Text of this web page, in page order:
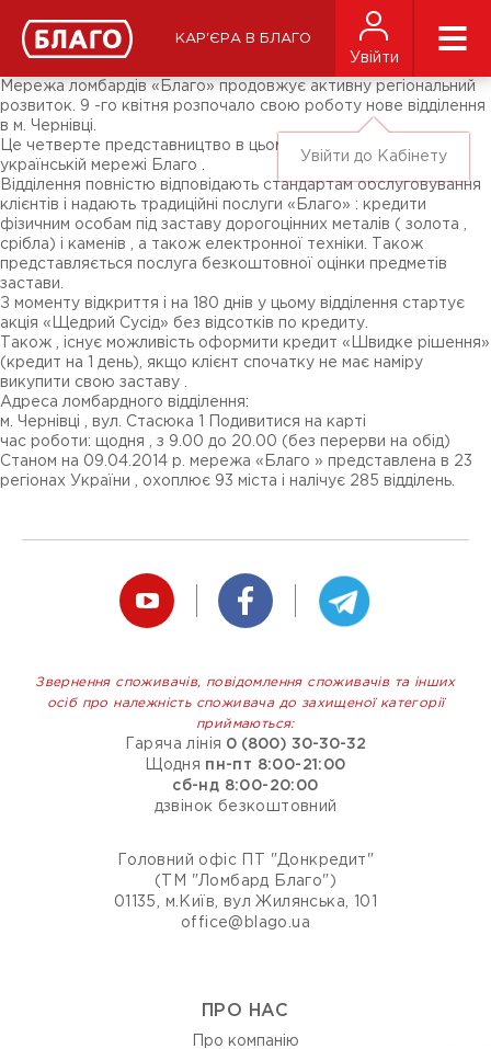
КАР'ЄРА В БЛАГО
Увійти
Увійти до Кабінету
ЗМІ про нас
Підписники соц-мереж
Ярмарки
Мережа ломбардів «Благо» продовжує активну регіональний
розвиток. 9 -го квітня розпочало свою роботу нове відділення
в м. Чернівці.
Це четверте представництво в цьому місті, і 285 перше в
українській мережі Благо .
Відділення повністю відповідають стандартам обслуговування
клієнтів і надають традиційні послуги «Благо» : кредити
фізичним особам під заставу дорогоцінних металів ( золота ,
срібла) і каменів , а також електронної техніки. Також
представляється послуга безкоштовної оцінки предметів
застави.
З моменту відкриття і на 180 днів у цьому відділення стартує
акція «Щедрий Сусід» без відсотків по кредиту.
Також , існує можливість оформити кредит «Швидке рішення»
(кредит на 1 день), якщо клієнт спочатку не має наміру
викупити свою заставу .
Адреса ломбардного відділення:
м. Чернівці , вул. Стасюка 1 Подивитися на карті
час роботи: щодня , з 9.00 до 20.00 (без перерви на обід)
Станом на 09.04.2014 р. мережа «Благо » представлена ​​в 23
регіонах України , охоплює 93 міста і налічує 285 відділень.
Звернення споживачів, повідомлення споживачів та інших
осіб про належність споживача до захищеної категорії
приймаються:
Гаряча лінія 0 (800) 30-30-32
Щодня пн-пт 8:00-21:00
сб-нд 8:00-20:00
дзвінок безкоштовний
Головний офіс ПТ "Донкредит"
(ТМ "Ломбард Благо")
01135, м.Київ, вул Жилянська, 101
office@blago.ua
ПРО НАС
Про компанію